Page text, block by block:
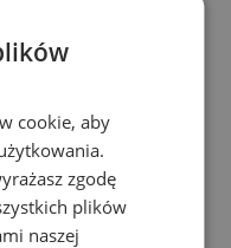
cookie, aby
zgodę
plików
naszej